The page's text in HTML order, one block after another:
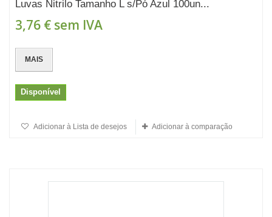
Luvas Nitrilo Tamanho L s/Pó Azul 100un...
3,76 € sem IVA
MAIS
Disponível
Adicionar à Lista de desejos Adicionar à comparação